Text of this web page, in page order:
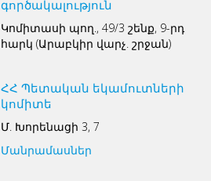
գործակալություն
Կոմիտասի պող., 49/3 շենք, 9-րդ
հարկ (Արաբկիր վարչ. շրջան)
ՀՀ Պետական եկամուտների
կոմիտե
Մ. Խորենացի 3, 7
Մանրամասներ